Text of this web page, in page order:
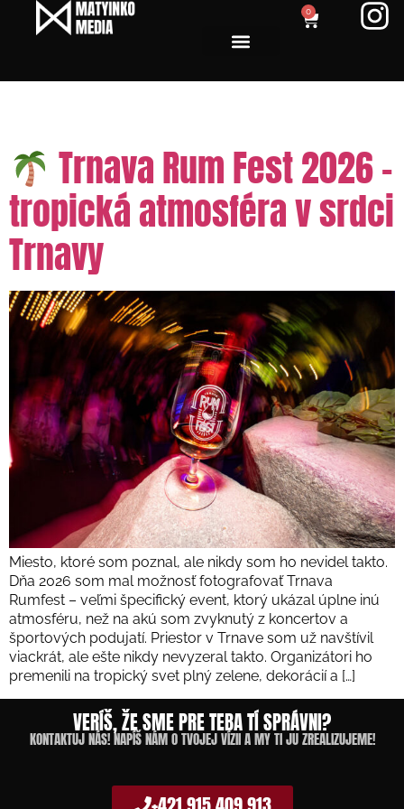
0
Trnava Rum Fest 2026 –
tropická atmosféra v srdci
Trnavy
Miesto, ktoré som poznal, ale nikdy som ho nevidel takto.
Dňa 2026 som mal možnosť fotografovať Trnava
Rumfest – veľmi špecifický event, ktorý ukázal úplne inú
atmosféru, než na akú som zvyknutý z koncertov a
športových podujatí. Priestor v Trnave som už navštívil
viackrát, ale ešte nikdy nevyzeral takto. Organizátori ho
premenili na tropický svet plný zelene, dekorácií a […]
VERÍŠ, ŽE SME PRE TEBA TÍ SPRÁVNI?
KONTAKTUJ NÁS! NAPÍŠ NÁM O TVOJEJ VÍZII A MY TI JU ZREALIZUJEME!